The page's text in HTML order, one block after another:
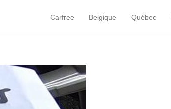
Primary Menu
Skip to content
Carfree Belgique Québec